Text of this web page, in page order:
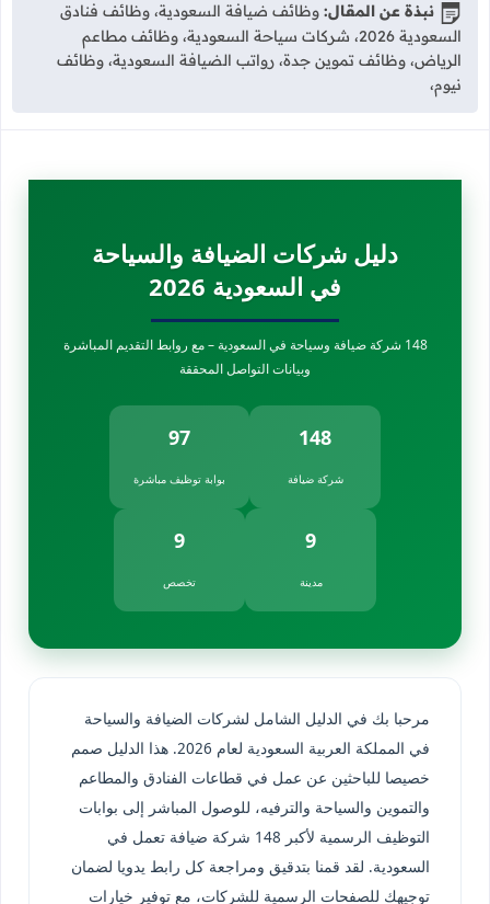
نبذة عن المقال: وظائف ضيافة السعودية، وظائف فنادق
السعودية 2026، شركات سياحة السعودية، وظائف مطاعم
الرياض، وظائف تموين جدة، رواتب الضيافة السعودية، وظائف
نيوم،
دليل شركات الضيافة والسياحة
في السعودية 2026
148 شركة ضيافة وسياحة في السعودية – مع روابط التقديم المباشرة
وبيانات التواصل المحققة
148
شركة ضيافة
97
بوابة توظيف مباشرة
9
مدينة
9
تخصص
مرحبا بك في الدليل الشامل لشركات الضيافة والسياحة
في المملكة العربية السعودية لعام 2026. هذا الدليل صمم
خصيصا للباحثين عن عمل في قطاعات الفنادق والمطاعم
والتموين والسياحة والترفيه، للوصول المباشر إلى بوابات
التوظيف الرسمية لأكبر 148 شركة ضيافة تعمل في
السعودية. لقد قمنا بتدقيق ومراجعة كل رابط يدويا لضمان
توجيهك للصفحات الرسمية للشركات، مع توفير خيارات